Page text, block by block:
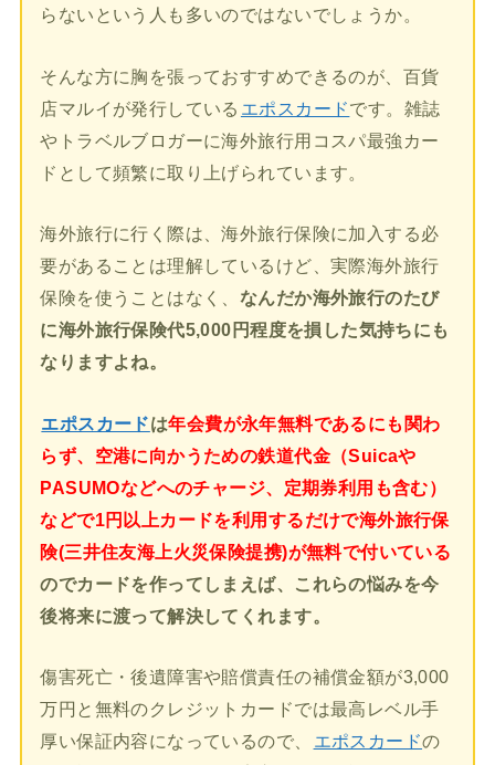
らないという人も多いのではないでしょうか。
そんな方に胸を張っておすすめできるのが、百貨
店マルイが発行している エポスカードです。雑誌
やトラベルブロガーに海外旅行用コスパ最強カー
ドとして頻繁に取り上げられています。
海外旅行に行く際は、海外旅行保険に加入する必
要があることは理解しているけど、実際海外旅行
保険を使うことはなく、 なんだか海外旅行のたび
に海外旅行保険代5,000円程度を損した気持ちにも
なりますよね。
エポスカードは年会費が永年無料であるにも関わ
らず、空港に向かうための鉄道代金（Suicaや
PASUMOなどへのチャージ、定期券利用も含む）
などで1円以上カードを利用するだけで海外旅行保
険(三井住友海上火災保険提携)が無料で付いている
のでカードを作ってしまえば、これらの悩みを今
後将来に渡って解決してくれます。
傷害死亡・後遺障害や賠償責任の補償金額が3,000
万円と無料のクレジットカードでは最高レベル手
厚い保証内容になっているので、
エポスカードの